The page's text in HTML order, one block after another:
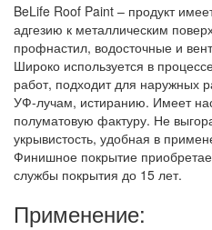
BeLife Roof Paint – продукт
адгезию к металлическим
профнастил, водосточные и
Широко используется в
работ, подходит для наружных
УФ-лучам, истиранию. Имеет
полуматовую фактуру. Не
укрывистость, удобная в
Финишное покрытие
службы покрытия до 15 лет.
Применение: